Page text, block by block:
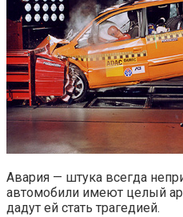
Авария — штука всегда
автомобили имеют целый
дадут ей стать трагедией.